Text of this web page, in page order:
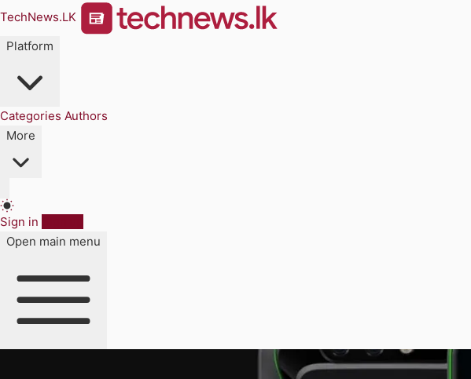
TechNews.LK
Platform
Categories Authors
More
Sign in
Open main menu